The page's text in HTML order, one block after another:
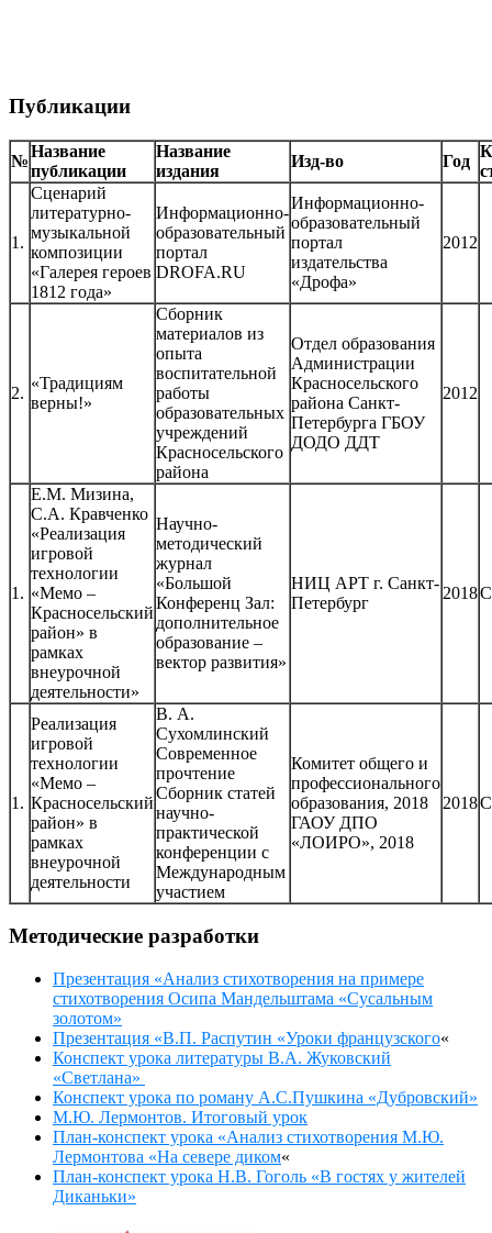
Публикации
№
Название
публикации
Название
издания
Изд-во Год
1.
Сценарий
литературно-
музыкальной
композиции
«Галерея героев
1812 года»
Информационно-
образовательный
портал
DROFA.RU
Информационно-
образовательный
портал
издательства
«Дрофа»
2012
2.
«Традициям
верны!»
Сборник
материалов из
опыта
воспитательной
работы
образовательных
учреждений
Красносельского
района
Отдел образования
Администрации
Красносельского
района Санкт-
Петербурга ГБОУ
ДОДО ДДТ
2012
1.
Е.М. Мизина,
С.А. Кравченко
«Реализация
игровой
технологии
«Мемо –
Красносельский
район» в
рамках
внеурочной
деятельности»
Научно-
методический
журнал
«Большой
Конференц Зал:
дополнительное
образование –
вектор развития»
НИЦ АРТ г. Санкт-
Петербург
2018
1.
Реализация
игровой
технологии
«Мемо –
Красносельский
район» в
рамках
внеурочной
деятельности
В. А.
Сухомлинский
Современное
прочтение
Сборник статей
научно-
практической
конференции с
Международным
участием
Комитет общего и
профессионального
образования, 2018
ГАОУ ДПО
«ЛОИРО», 2018
2018
Методические разработки
Презентация «Анализ стихотворения на примере
стихотворения Осипа Мандельштама «Сусальным
золотом»
Презентация «В.П. Распутин «Уроки французского«
Конспект урока литературы В.А. Жуковский
«Светлана»
Конспект урока по роману А.С.Пушкина «Дубровский»
М.Ю. Лермонтов. Итоговый урок
План-конспект урока «Анализ стихотворения М.Ю.
Лермонтова «На севере диком«
План-конспект урока Н.В. Гоголь «В гостях у жителей
Диканьки»